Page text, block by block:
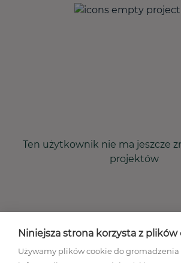
Ten użytkownik nie ma jeszcze
projektów
Niniejsza strona korzysta z plików
Używamy plików cookie do gromadzenia